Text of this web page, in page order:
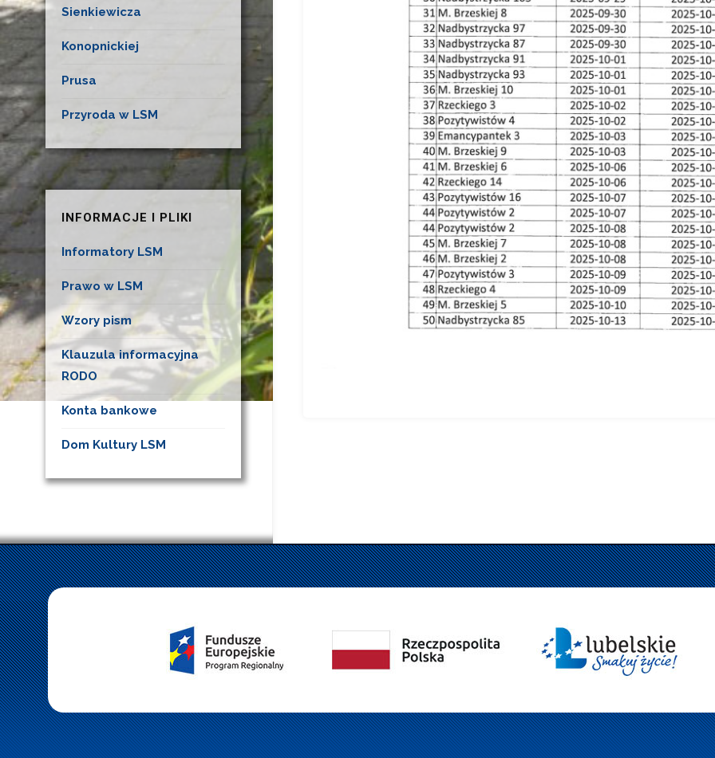
Sienkiewicza
Konopnickiej
Prusa
Przyroda w LSM
INFORMACJE I PLIKI
Informatory LSM
Prawo w LSM
Wzory pism
Klauzula informacyjna
RODO
Konta bankowe
Dom Kultury LSM